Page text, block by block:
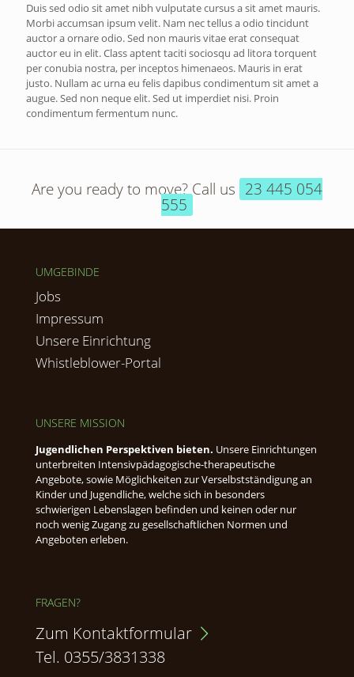
Duis sed odio sit amet nibh vulputate cursus a sit amet mauris.
Morbi accumsan ipsum velit. Nam nec tellus a odio tincidunt
auctor a ornare odio. Sed non mauris vitae erat consequat
auctor eu in elit. Class aptent taciti sociosqu ad litora torquent
per conubia nostra, per inceptos himenaeos. Mauris in erat
justo. Nullam ac urna eu felis dapibus condimentum sit amet a
augue. Sed non neque elit. Sed ut imperdiet nisi. Proin
condimentum fermentum nunc.
Are you ready to move? Call us 23 445 054
555
UMGEBINDE
Jobs
Impressum
Unsere Einrichtung
Whistleblower-Portal
UNSERE MISSION
Jugendlichen Perspektiven bieten. Unsere Einrichtungen
unterbreiten Intensivpädagogische-therapeutische
Angebote, sowie Möglichkeiten zur Verselbstständigung an
Kinder und Jugendliche, welche sich in besonders
schwierigen Lebenslagen befinden und keinen oder nur
noch wenig Zugang zu gesellschaftlichen Normen und
Angeboten erleben.
FRAGEN?
Zum Kontaktformular
Tel. 0355/3831338